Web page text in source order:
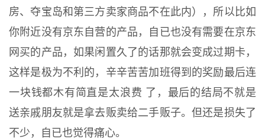
房、夺宝岛和第三方卖家商品不在此内），所以比如
你附近没有京东自营的产品，自已也没有需要在京东
网买的产品，如果闲置久了的话那就会变成过期卡，
这样是极为不利的，辛辛苦苦加班得到的奖励最后连
一块钱都木有简直是太浪费 了，最后的结局不就是
送亲戚朋友就是拿去贩卖给二手贩子。但还是损失了
不少，自已也觉得痛心。